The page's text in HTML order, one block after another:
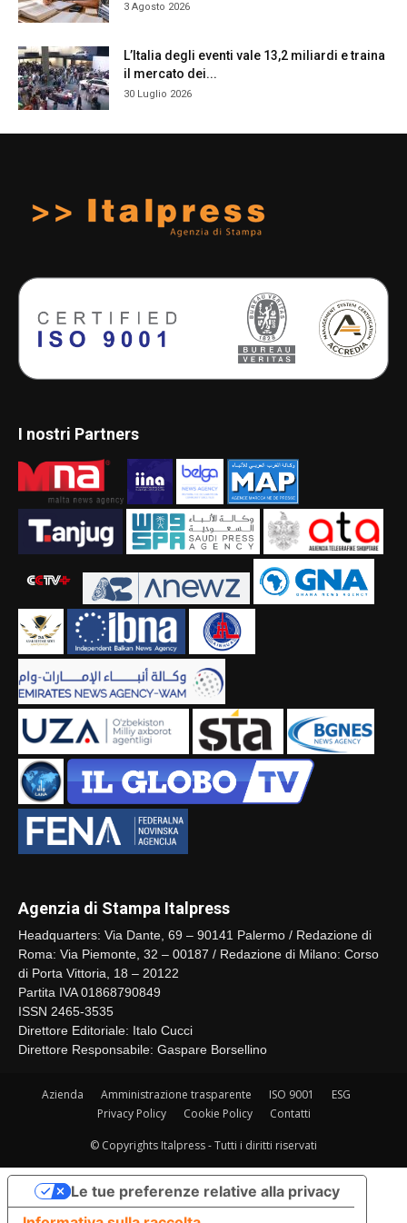
3 Agosto 2026
L’Italia degli eventi vale 13,2 miliardi e traina
il mercato dei...
30 Luglio 2026
I nostri Partners
Agenzia di Stampa Italpress
Headquarters: Via Dante, 69 – 90141 Palermo / Redazione di
Roma: Via Piemonte, 32 – 00187 / Redazione di Milano: Corso
di Porta Vittoria, 18 – 20122
Partita IVA 01868790849
ISSN 2465-3535
Direttore Editoriale: Italo Cucci
Direttore Responsabile: Gaspare Borsellino
Azienda Amministrazione trasparente ISO 9001
ESG
Privacy Policy
Cookie Policy Contatti
© Copyrights Italpress - Tutti i diritti riservati
Le tue preferenze relative alla privacy